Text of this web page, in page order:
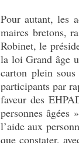
Pour autant, les
maires bretons,
Robinet, le
la loi Grand âge
carton plein
participants par
faveur des
personnes
l’aide aux
que constater,